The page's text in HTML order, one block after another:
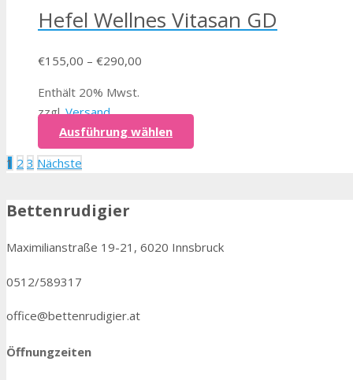
Hefel Wellnes Vitasan GD
€155,00 – €290,00
Enthält 20% Mwst.
zzgl.Versand
Ausführung wählen
Beitragsnavigation
1 2 3 Nächste
Bettenrudigier
Maximilianstraße 19-21, 6020 Innsbruck
0512/589317
office@bettenrudigier.at
Öffnungzeiten